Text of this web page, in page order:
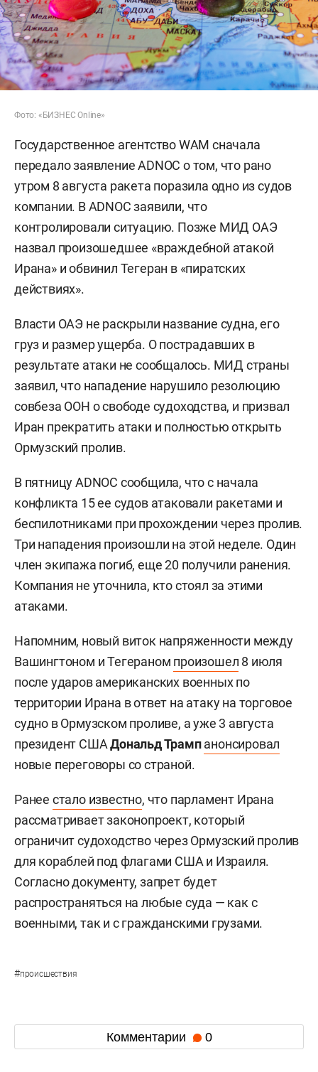
Фото: «БИЗНЕС Online»
Государственное агентство WAM сначала
передало заявление ADNOC о том, что рано
утром 8 августа ракета поразила одно из судов
компании. В ADNOC заявили, что
контролировали ситуацию. Позже МИД ОАЭ
назвал произошедшее «враждебной атакой
Ирана» и обвинил Тегеран в «пиратских
действиях».
Власти ОАЭ не раскрыли название судна, его
груз и размер ущерба. О пострадавших в
результате атаки не сообщалось. МИД страны
заявил, что нападение нарушило резолюцию
совбеза ООН о свободе судоходства, и призвал
Иран прекратить атаки и полностью открыть
Ормузский пролив.
В пятницу ADNOC сообщила, что с начала
конфликта 15 ее судов атаковали ракетами и
беспилотниками при прохождении через пролив.
Три нападения произошли на этой неделе. Один
член экипажа погиб, еще 20 получили ранения.
Компания не уточнила, кто стоял за этими
атаками.
Напомним, новый виток напряженности между
Вашингтоном и Тегераном произошел 8 июля
после ударов американских военных по
территории Ирана в ответ на атаку на торговое
судно в Ормузском проливе, а уже 3 августа
президент СШАДональд Трамп анонсировал
новые переговоры со страной.
Ранее стало известно, что парламент Ирана
рассматривает законопроект, который
ограничит судоходство через Ормузский пролив
для кораблей под флагами США и Израиля.
Согласно документу, запрет будет
распространяться на любые суда — как с
военными, так и с гражданскими грузами.
#происшествия
Комментарии 0